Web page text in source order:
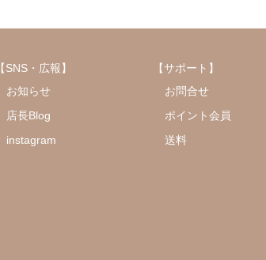
【SNS・広報】
お知らせ
店長Blog
instagram
【サポート】
お問合せ
ポイント会員
送料